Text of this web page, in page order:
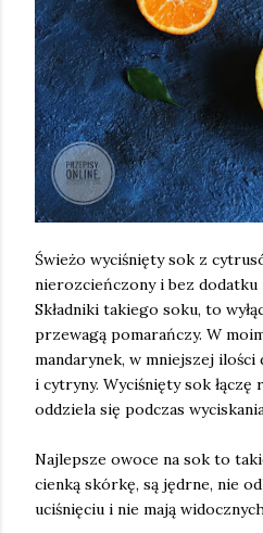
Świeżo wyciśnięty sok z
nierozcieńczony i bez dodatku
Składniki takiego soku, to
przewagą pomarańczy. W
mandarynek, w mniejszej
i cytryny. Wyciśnięty sok
oddziela się podczas
Najlepsze owoce na sok to
cienką skórkę, są jędrne, nie
uciśnięciu i nie mają